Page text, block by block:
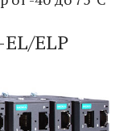
ELP